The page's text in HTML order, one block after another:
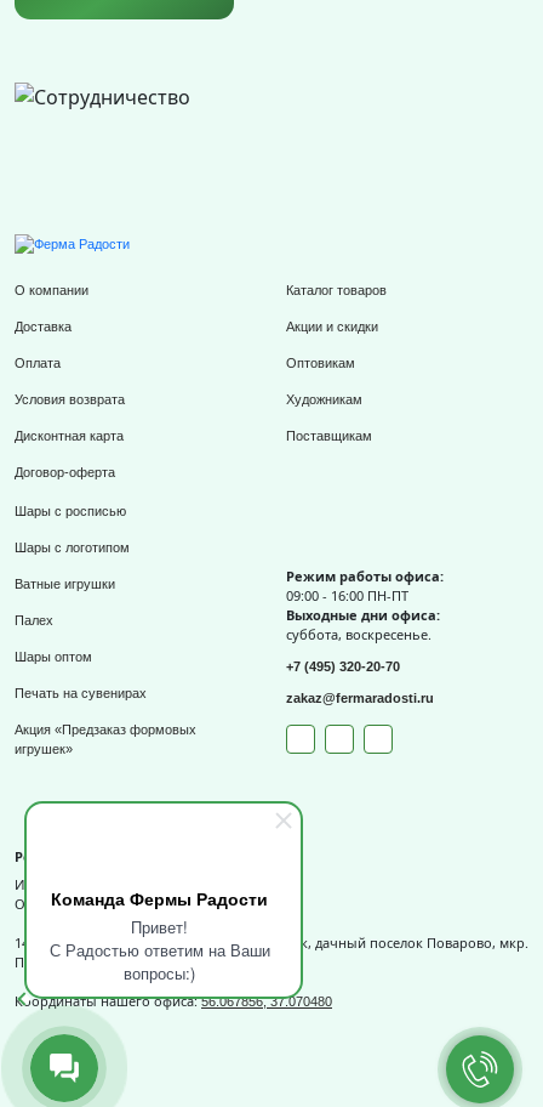
Команда Фермы Радости
Привет!
С Радостью ответим на Ваши
вопросы:)
О компании
Доставка
Оплата
Условия возврата
Дисконтная карта
Договор-оферта
Каталог товаров
Акции и скидки
Оптовикам
Художникам
Поставщикам
Шары с росписью
Шары с логотипом
Ватные игрушки
Палех
Шары оптом
Печать на сувенирах
Акция «Предзаказ формовых
игрушек»
Режим работы офиса:
09:00 - 16:00 ПН-ПТ
Выходные дни офиса:
суббота, воскресенье.
+7 (495) 320-20-70
zakaz@fermaradosti.ru
Реквизиты
ИП Слизов Е.П.
ОГРНИП: 324508100709727,
141540, Московская обл., г.о. Солнечногорск, дачный поселок Поварово, мкр.
Поваровка, д.12, к.1.
Координаты нашего офиса:56.067856, 37.070480